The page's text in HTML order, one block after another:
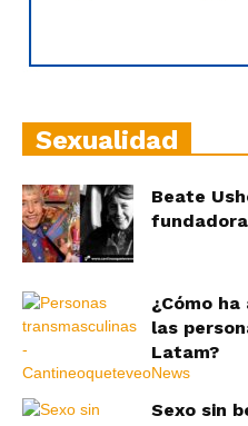
Sexualidad
Beate
¿Cómo
las
Latam?
Sexo sin